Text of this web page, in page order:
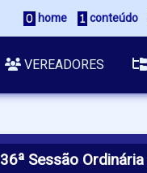
home conteúdo
VEREADORES
36ª Sessão